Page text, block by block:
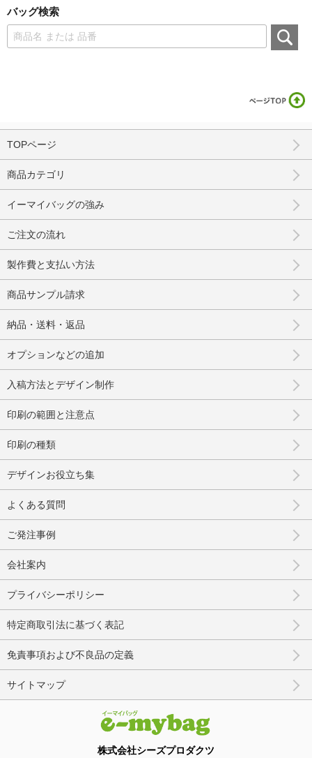
バッグ検索
株式会社シーズプロダクツ
TOPページ
商品カテゴリ
イーマイバッグの強み
ご注文の流れ
製作費と支払い方法
商品サンプル請求
納品・送料・返品
オプションなどの追加
入稿方法とデザイン制作
印刷の範囲と注意点
印刷の種類
デザインお役立ち集
よくある質問
ご発注事例
会社案内
プライバシーポリシー
特定商取引法に基づく表記
免責事項および不良品の定義
サイトマップ